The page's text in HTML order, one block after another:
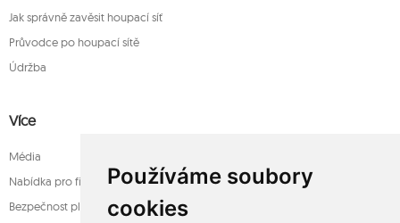
Používáme soubory
cookies
Jak správně zavěsit houpací síť
Průvodce po houpací sítě
Údržba
Více
Média
Nabídka pro firmy
Bezpečnost platba